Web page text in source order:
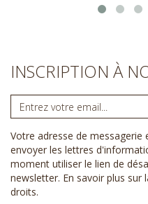
INSCRIPTION À
Votre adresse de
envoyer les lettres
moment utiliser le lien de
newsletter. En savoir plus sur
droits.